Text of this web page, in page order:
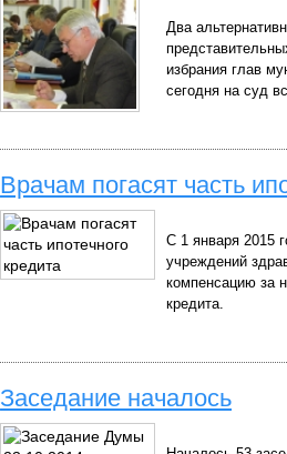
Два
избрания глав
сегодня на суд
Врачам погасят часть
С 1 января 2015
учреждений
компенсацию за
кредита.
Заседание началось